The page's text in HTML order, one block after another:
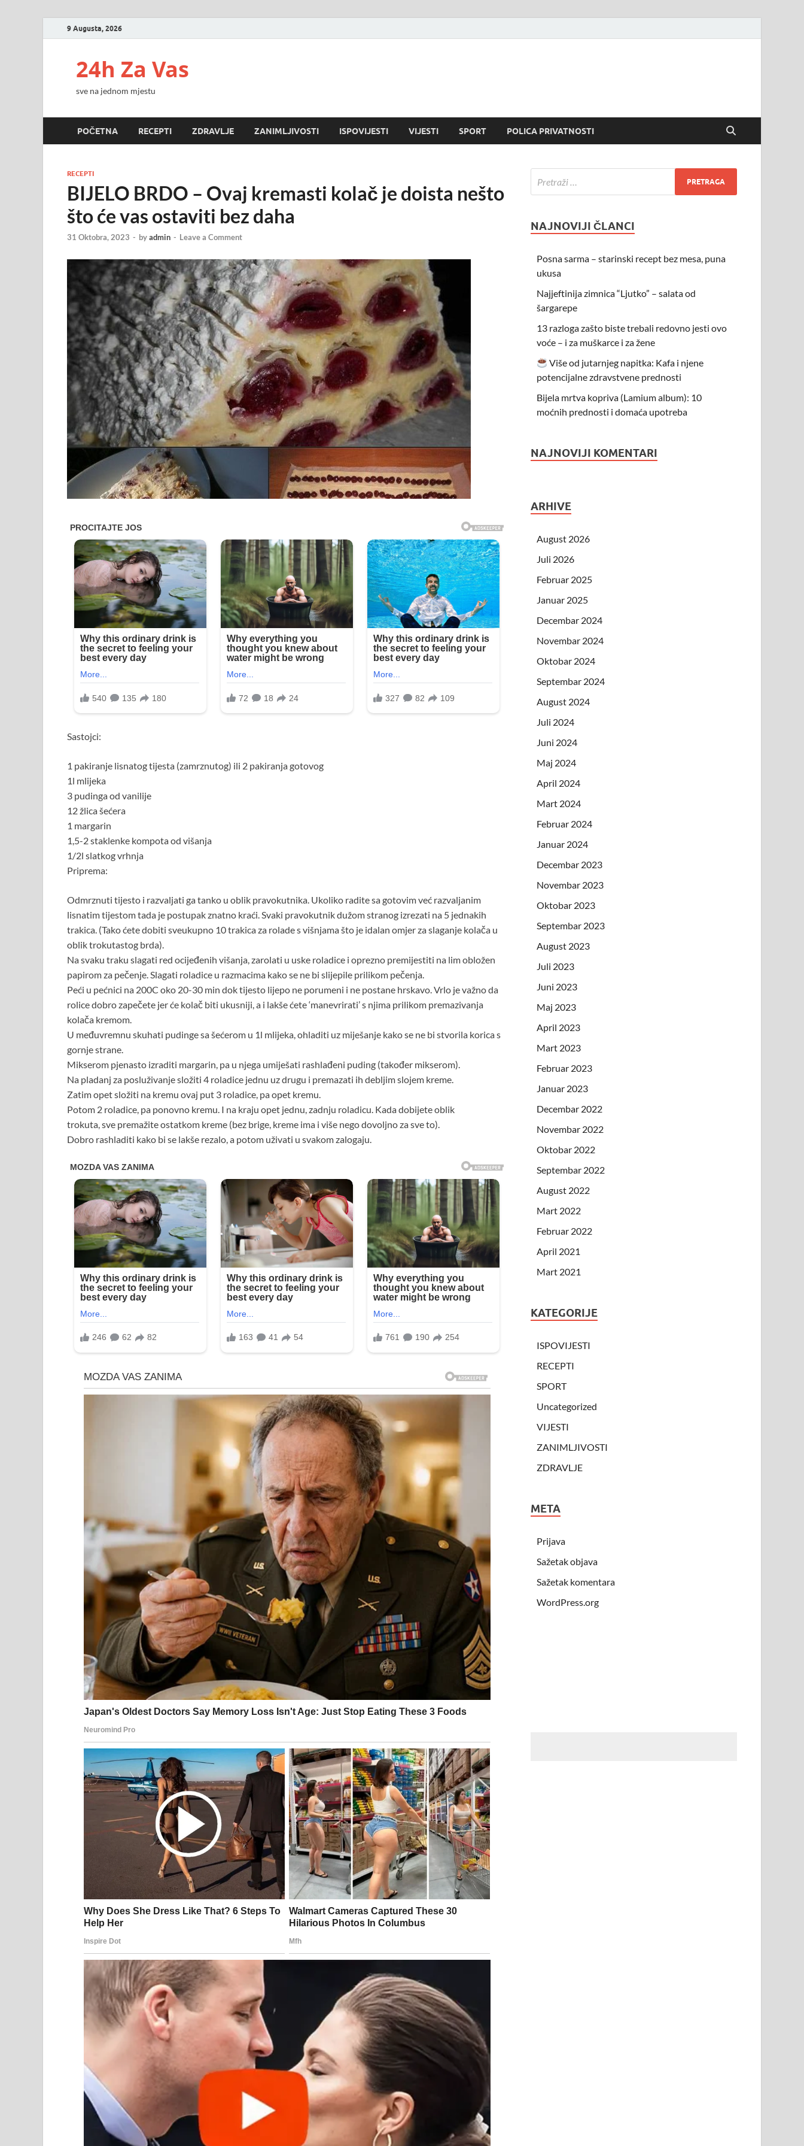
9 Augusta, 2026
24h Za Vas
sve na jednom mjestu
POČETNA RECEPTI ZDRAVLJE ZANIMLJIVOSTI ISPOVIJESTI VIJESTI SPORT POLICA PRIVATNOSTI
RECEPTI
BIJELO BRDO – Ovaj kremasti kolač je doista nešto
što će vas ostaviti bez daha
31 Oktobra, 2023 - byadmin - Leave a Comment
Sastojci:
1 pakiranje lisnatog tijesta (zamrznutog) ili 2 pakiranja gotovog
1l mlijeka
3 pudinga od vanilije
12 žlica šećera
1 margarin
1,5-2 staklenke kompota od višanja
1/2l slatkog vrhnja
Priprema:
Odmrznuti tijesto i razvaljati ga tanko u oblik pravokutnika. Ukoliko radite sa gotovim već razvaljanim
lisnatim tijestom tada je postupak znatno kraći. Svaki pravokutnik dužom stranog izrezati na 5 jednakih
trakica. (Tako ćete dobiti sveukupno 10 trakica za rolade s višnjama što je idalan omjer za slaganje kolača u
oblik trokutastog brda).
Na svaku traku slagati red ocijeđenih višanja, zarolati u uske roladice i oprezno premijestiti na lim obložen
papirom za pečenje. Slagati roladice u razmacima kako se ne bi slijepile prilikom pečenja.
Peći u pećnici na 200C oko 20-30 min dok tijesto lijepo ne porumeni i ne postane hrskavo. Vrlo je važno da
rolice dobro zapečete jer će kolač biti ukusniji, a i lakše ćete ‘manevrirati’ s njima prilikom premazivanja
kolača kremom.
U međuvremnu skuhati pudinge sa šećerom u 1l mlijeka, ohladiti uz miješanje kako se ne bi stvorila korica s
gornje strane.
Mikserom pjenasto izraditi margarin, pa u njega umiješati rashlađeni puding (također mikserom).
Na pladanj za posluživanje složiti 4 roladice jednu uz drugu i premazati ih debljim slojem kreme.
Zatim opet složiti na kremu ovaj put 3 roladice, pa opet kremu.
Potom 2 roladice, pa ponovno kremu. I na kraju opet jednu, zadnju roladicu. Kada dobijete oblik
trokuta, sve premažite ostatkom kreme (bez brige, kreme ima i više nego dovoljno za sve to).
Dobro rashladiti kako bi se lakše rezalo, a potom uživati u svakom zalogaju.
NAJNOVIJI ČLANCI
Posna sarma – starinski recept bez mesa, puna
ukusa
Najjeftinija zimnica “Ljutko” – salata od
šargarepe
13 razloga zašto biste trebali redovno jesti ovo
voće – i za muškarce i za žene
Više od jutarnjeg napitka: Kafa i njene
potencijalne zdravstvene prednosti
Bijela mrtva kopriva (Lamium album): 10
moćnih prednosti i domaća upotreba
NAJNOVIJI KOMENTARI
ARHIVE
August 2026
Juli 2026
Februar 2025
Januar 2025
Decembar 2024
Novembar 2024
Oktobar 2024
Septembar 2024
August 2024
Juli 2024
Juni 2024
Maj 2024
April 2024
Mart 2024
Februar 2024
Januar 2024
Decembar 2023
Novembar 2023
Oktobar 2023
Septembar 2023
August 2023
Juli 2023
Juni 2023
Maj 2023
April 2023
Mart 2023
Februar 2023
Januar 2023
Decembar 2022
Novembar 2022
Oktobar 2022
Septembar 2022
August 2022
Mart 2022
Februar 2022
April 2021
Mart 2021
KATEGORIJE
ISPOVIJESTI
RECEPTI
SPORT
Uncategorized
VIJESTI
ZANIMLJIVOSTI
ZDRAVLJE
META
Prijava
Sažetak objava
Sažetak komentara
WordPress.org